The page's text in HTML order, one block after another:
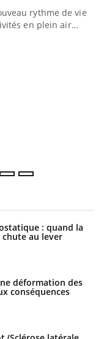
rythme de vie !
en plein air…
: quand la
au lever
déformation des
conséquences